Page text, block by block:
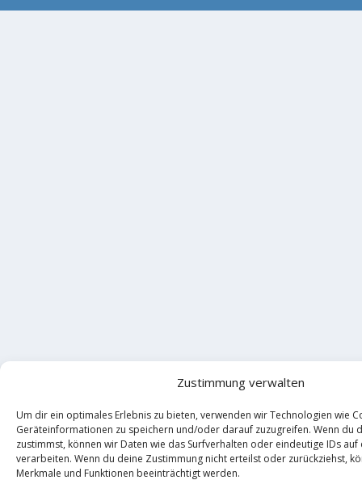
Zustimmung verwalten
Um dir ein optimales Erlebnis zu bieten, verwenden wir Technologien wie
Geräteinformationen zu speichern und/oder darauf zuzugreifen. Wenn du
zustimmst, können wir Daten wie das Surfverhalten oder eindeutige IDs
verarbeiten. Wenn du deine Zustimmung nicht erteilst oder zurückziehst,
Merkmale und Funktionen beeinträchtigt werden.